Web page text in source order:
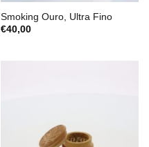
Smoking Ouro, Ultra Fino
€40,00